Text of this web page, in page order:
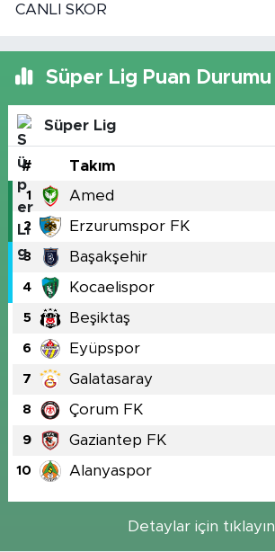
CANLI SKOR
Süper Lig Puan Durumu
Süper Lig
# Takım
1 Amed
2 Erzurumspor FK
3 Başakşehir
4 Kocaelispor
5 Beşiktaş
6 Eyüpspor
7 Galatasaray
8 Çorum FK
9 Gaziantep FK
10 Alanyaspor
Detaylar için tıklayın